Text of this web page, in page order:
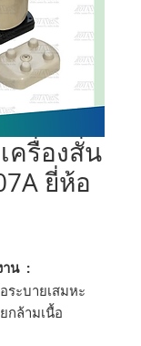
ครื่องสั่น
ยี่ห้อ
าน :
ระบายเสมหะ
กล้ามเนื้อ